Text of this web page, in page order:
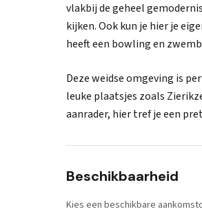
vlakbij de geheel
kijken. Ook kun je hier je
heeft een bowling en
Deze weidse omgeving is
leuke plaatsjes zoals
aanrader, hier tref je een
Beschikbaarheid
Kies een beschikbare